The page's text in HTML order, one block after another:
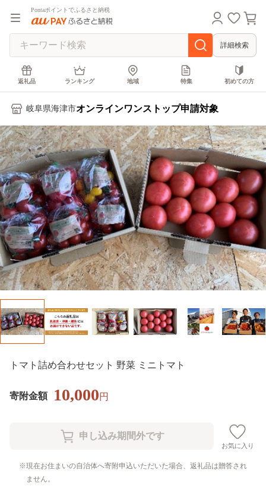
Pontaポイントでふるさと納税
詳細検索
返礼品 ランキング 地域 特集 初めての方
岐阜県海津市オンラインワンストップ申請対象
トマト詰め合わせセット 野菜 ミニトマト
寄附金額 10,000円
お気に入り
現在お住まいの自治体へ寄附申込いただいた場合、返礼品は贈答され
ません。